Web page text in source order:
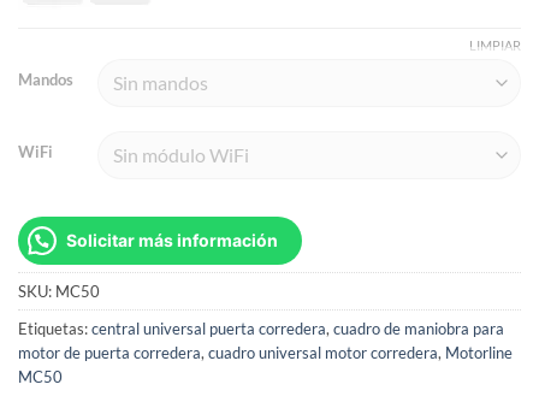
Mandos
WiFi
LIMPIAR
Solicitar más información
SKU: MC50
Etiquetas:central universal puerta corredera, cuadro de maniobra para
motor de puerta corredera, cuadro universal motor corredera, Motorline
MC50